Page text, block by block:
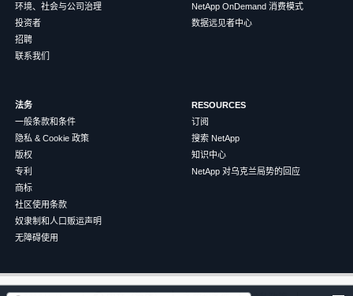
环境、社会与公司治理
投资者
招聘
联系我们
NetApp OnDemand 消费模式
数据远见者中心
法务
一般条款和条件
隐私 & Cookie 政策
版权
专利
商标
社区使用条款
奴隶制和人口贩运声明
无障碍使用
RESOURCES
订阅
搜索 NetApp
知识中心
NetApp 对乌克兰局势的回应